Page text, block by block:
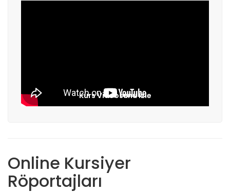
Kurs Videosunu İzle
Online Kursiyer
Röportajları